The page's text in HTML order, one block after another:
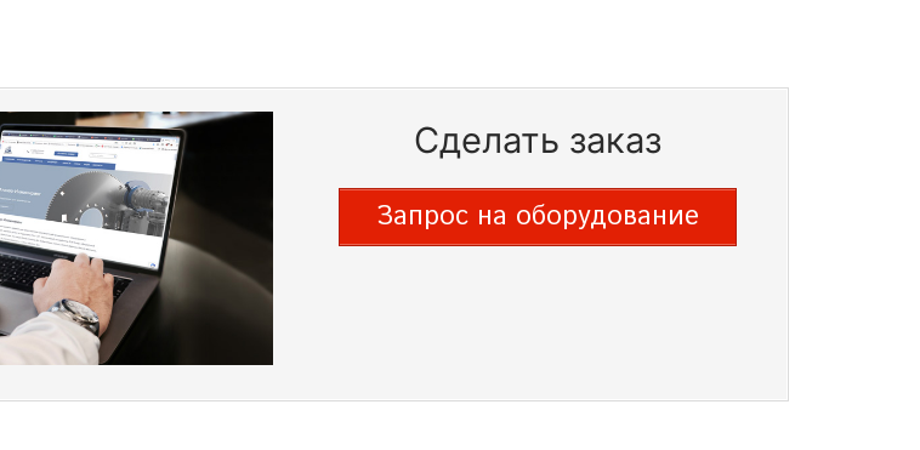
Сделать заказ
Запрос на оборудование